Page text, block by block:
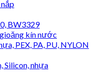
BW3329
kín nước
PEX, PA, PU, NYLON
Silicon, nhựa